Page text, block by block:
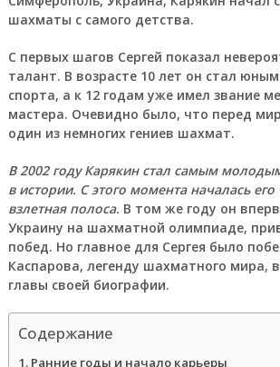
шахматы с самого детства.
С первых шагов Сергей показал
талант. В возрасте 10 лет он стал
спорта, а к 12 годам уже имел звание
мастера. Очевидно было, что перед
один из немногих гениев шахмат.
В 2002 году Карякин стал самым
в истории. С этого момента началась
взлетная полоса. В том же году он
Украину на шахматной олимпиаде,
побед. Но главное для Сергея было
Каспарова, легенду шахматного мира,
главы своей биографии.
Содержание
Ранние годы и начало карьеры